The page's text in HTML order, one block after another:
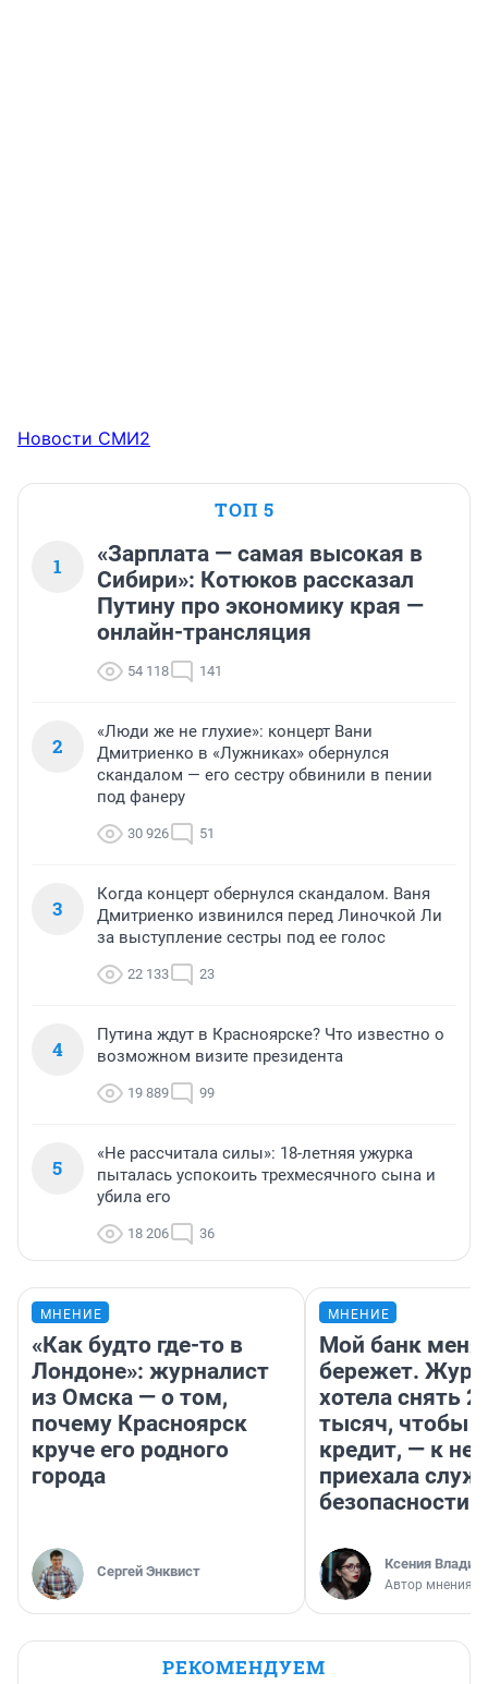
Новости СМИ2
ТОП 5
1
«Зарплата — самая высокая в
Сибири»: Котюков рассказал
Путину про экономику края —
онлайн-трансляция
54 118 141
2
«Люди же не глухие»: концерт Вани
Дмитриенко в «Лужниках» обернулся
скандалом — его сестру обвинили в пении
под фанеру
30 926 51
3
Когда концерт обернулся скандалом. Ваня
Дмитриенко извинился перед Линочкой Ли
за выступление сестры под ее голос
22 133 23
4
Путина ждут в Красноярске? Что известно о
возможном визите президента
19 889 99
5
«Не рассчитала силы»: 18-летняя ужурка
пыталась успокоить трехмесячного сына и
убила его
18 206 36
МНЕНИЕ
«Как будто где-то в
Лондоне»: журналист
из Омска — о том,
почему Красноярск
круче его родного
города
Сергей Энквист
МНЕНИЕ
Мой банк меня
бережет.
хотела снять
тысяч, чтобы
кредит, — к
приехала
безопасности
Ксения
Автор мнения
РЕКОМЕНДУЕМ